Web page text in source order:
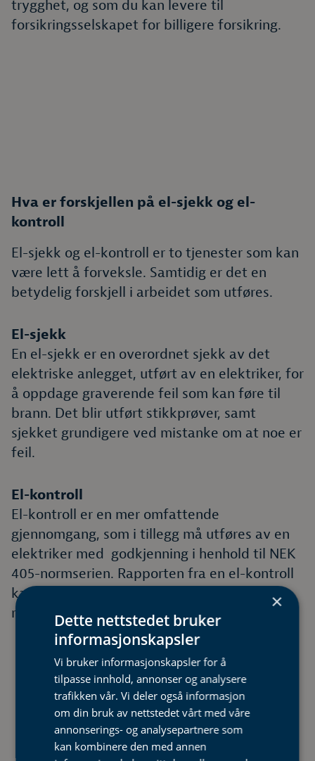
trygghet, og som du kan levere til
forsikringsselskapet for billigere forsikring.
Hva er forskjellen på el-sjekk og el-
kontroll
El-sjekk og el-kontroll er to tjenester som kan
være lett å forveksle. Samtidig er det en
betydelig forskjell i arbeidet som utføres.
El-sjekk
En el-sjekk er en overordnet sjekk av det
elektriske anlegget, utført av en elektriker, for
å oppdage graverende feil som kan føre til
brann. Det blir utført stikkprøver, samt
sjekket grundigere ved mistanke om at noe er
feil.
El-kontroll
El-kontroll er en mer omfattende
gjennomgang, som i tillegg må utføres av en
elektriker med godkjenning i henhold til NEK
405-normserien. Rapporten fra en el-kontroll
kan også sendes til forsikringsselskap for å
redusere forsikringspremien.
Ønsker du hjelp med kontroll
×
Dette nettstedet bruker
informasjonskapsler
Vi bruker informasjonskapsler for å
tilpasse innhold, annonser og analysere
trafikken vår. Vi deler også informasjon
om din bruk av nettstedet vårt med våre
annonserings- og analysepartnere som
kan kombinere den med annen